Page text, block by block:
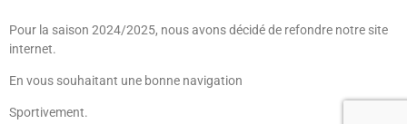
Pour la saison 2024/2025, nous avons décidé de refondre notre site
internet.
En vous souhaitant une bonne navigation
Sportivement.